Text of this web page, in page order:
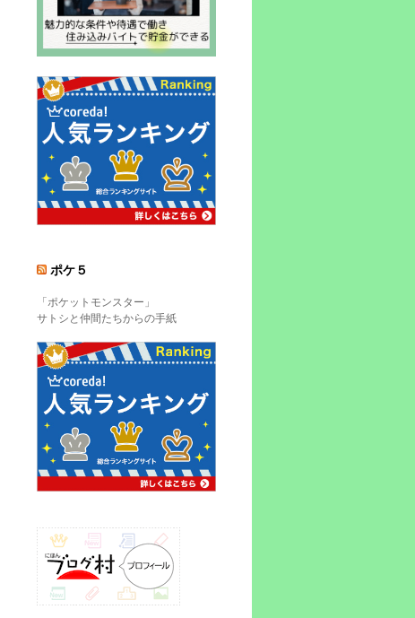
ポケ５
「ポケットモンスター」
サトシと仲間たちからの手紙